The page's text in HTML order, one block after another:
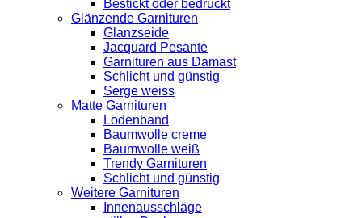
Bestickt oder bedruckt
Glänzende Garnituren
Glanzseide
Jacquard Pesante
Garnituren aus Damast
Schlicht und günstig
Serge weiss
Matte Garnituren
Lodenband
Baumwolle creme
Baumwolle weiß
Trendy Garnituren
Schlicht und günstig
Weitere Garnituren
Innenausschläge